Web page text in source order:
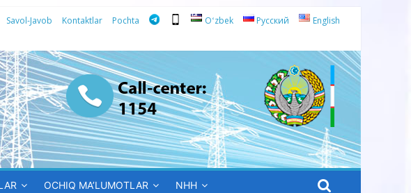
Savol-Javob Kontaktlar Pochta Oʻzbek Русский English
OCHIQ MA’LUMOTLAR NHH